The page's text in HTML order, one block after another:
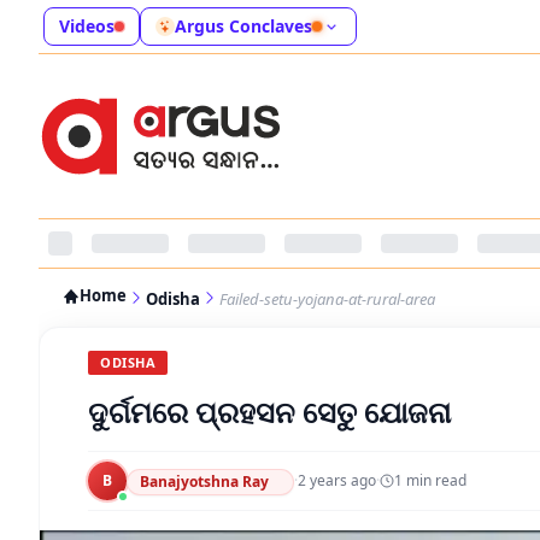
Videos Argus Conclaves
Home Odisha Failed-setu-yojana-at-rural-area
ODISHA
ଦୁର୍ଗମରେ ପ୍ରହସନ ସେତୁ ଯୋଜନା
B Banajyotshna Ray ·2 years ago· 1 min read